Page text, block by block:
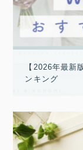
【2026年最新
ンキング